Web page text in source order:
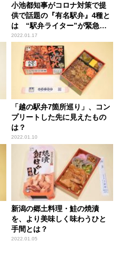
小池都知事がコロナ対策で提
供で話題の『有名駅弁』4種と
は “駅弁ライター”が緊急詳
細解説！
2022.01.17
「越の駅弁7箇所巡り」、コン
プリートした先に見えたもの
は？
2022.01.10
新潟の郷土料理・鮭の焼漬
を、より美味しく味わうひと
手間とは？
2022.01.05